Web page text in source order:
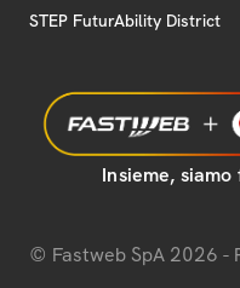
STEP FuturAbility District
Insieme,
© Fastweb SpA 2026 -